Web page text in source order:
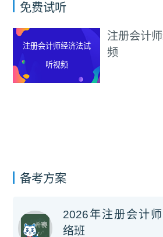
免费试听
注册会计师经济法试
听视频
注册会计
频
备考方案
2026年注册会计
络班